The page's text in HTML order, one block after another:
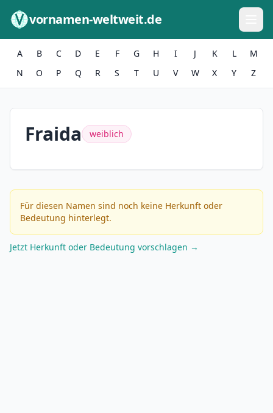
vornamen-weltweit.de
A B C D E F G H I J K L
M
N
O P Q R S T U V W X Y Z
Fraida weiblich
Für diesen Namen sind noch keine Herkunft oder
Bedeutung hinterlegt.
Jetzt Herkunft oder Bedeutung vorschlagen →